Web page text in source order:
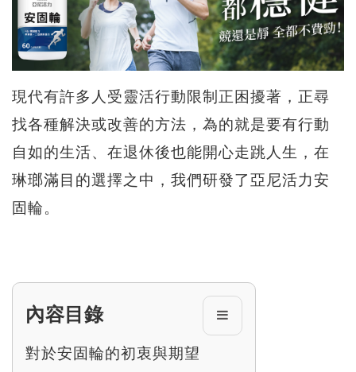
現代有許多人受靈活行動限制正困擾著，正尋
找各種解決或改善的方法，為的就是要有行動
自如的生活、在退休後也能開心走跳人生，在
琳瑯滿目的選擇之中，我們研發了亞尼活力安
固輪。
內容目錄
對於安固輪的初衷與期望